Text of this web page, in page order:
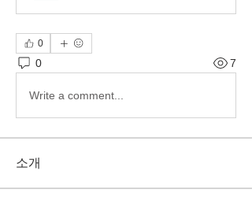
0
0 7
Write a comment...
소개